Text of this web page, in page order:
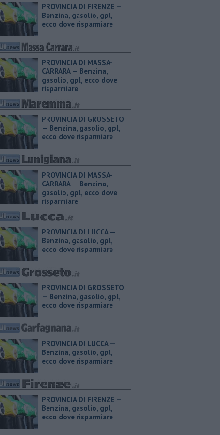
PROVINCIA DI FIRENZE — ​
Benzina, gasolio, gpl,
ecco dove risparmiare
PROVINCIA DI MASSA-
CARRARA — ​Benzina,
gasolio, gpl, ecco dove
risparmiare
PROVINCIA DI GROSSETO
— ​Benzina, gasolio, gpl,
ecco dove risparmiare
PROVINCIA DI MASSA-
CARRARA — ​Benzina,
gasolio, gpl, ecco dove
risparmiare
PROVINCIA DI LUCCA — ​
Benzina, gasolio, gpl,
ecco dove risparmiare
PROVINCIA DI GROSSETO
— ​Benzina, gasolio, gpl,
ecco dove risparmiare
PROVINCIA DI LUCCA — ​
Benzina, gasolio, gpl,
ecco dove risparmiare
PROVINCIA DI FIRENZE — ​
Benzina, gasolio, gpl,
ecco dove risparmiare